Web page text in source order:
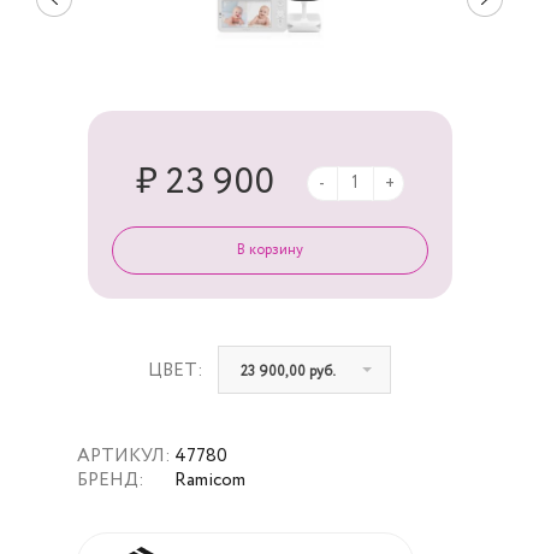
АРТИКУЛ:
БРЕНД:
47780
Ramicom
ЦВЕТ: 23 900,00 руб.
₽ 23 900 - +